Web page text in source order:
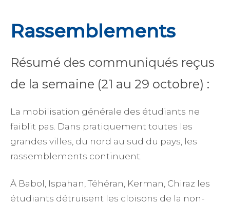
Rassemblements
Résumé des communiqués reçus
de la semaine (21 au 29 octobre) :
La mobilisation générale des étudiants ne
faiblit pas. Dans pratiquement toutes les
grandes villes, du nord au sud du pays, les
rassemblements continuent.
À Babol, Ispahan, Téhéran, Kerman, Chiraz les
étudiants détruisent les cloisons de la non-